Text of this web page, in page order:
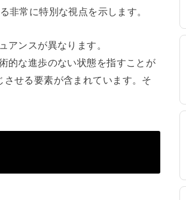
非常に特別な視点を示します。
アンスが異なります。
的な進歩のない状態を指すことが
せる要素が含まれています。そ